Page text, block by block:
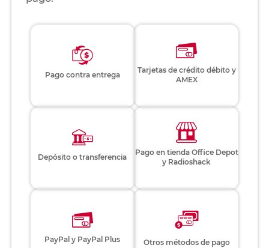
Pago contra entrega
Tarjetas de crédito débito y
AMEX
Depósito o transferencia
Pago en tienda Office Depot
y Radioshack
PayPal y PayPal Plus Otros métodos de pago